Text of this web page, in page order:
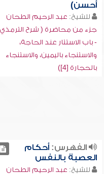
أحسن)
للشيخ: عبد الرحيم الطحان
جزء من محاضرة ( شرح الترمذي
- باب الاستتار عند الحاجة،
والاستنجاء باليمين، والاستنجاء
بالحجارة [4])
الفهرس:أحكام
العصبة بالنفس
للشيخ: عبد الرحيم الطحان